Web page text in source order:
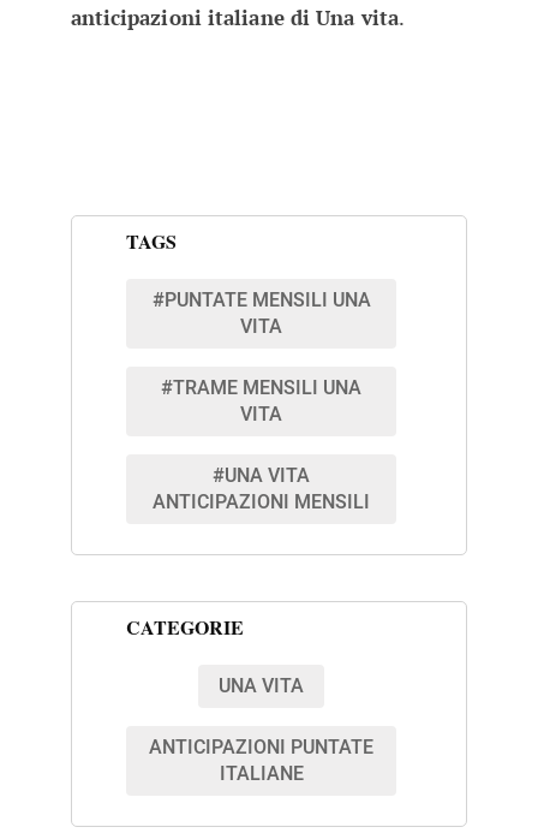
anticipazioni italiane di Una vita.
TAGS
#PUNTATE MENSILI UNA
VITA
#TRAME MENSILI UNA
VITA
#UNA VITA
ANTICIPAZIONI MENSILI
CATEGORIE
UNA VITA
ANTICIPAZIONI PUNTATE
ITALIANE